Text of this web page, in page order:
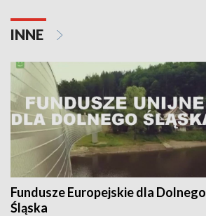
INNE
Fundusze Europejskie dla Dolnego
Śląska